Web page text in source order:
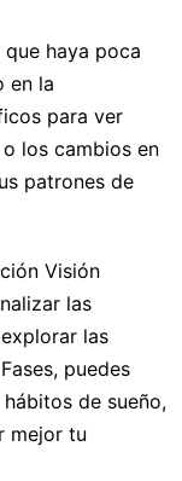
haya poca
en la
para ver
los cambios en
patrones de
Visión
las
las
Fases, puedes
de sueño,
mejor tu